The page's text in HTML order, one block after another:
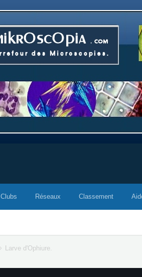
Clubs Réseaux Classement
Larve d'Ophiure.